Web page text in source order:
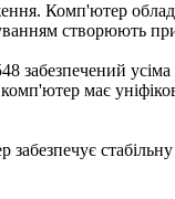
Комп'ютер
створюють
забезпечений
має